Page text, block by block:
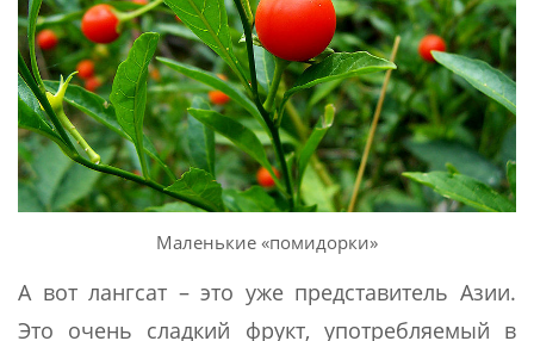
Маленькие «помидорки»
А вот лангсат – это уже представитель Азии.
Это очень сладкий фрукт, употребляемый в